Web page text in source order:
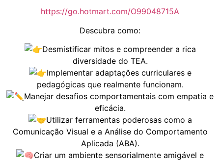
https://go.hotmart.com/O99048715A
Descubra como:
Desmistificar mitos e compreender a rica
diversidade do TEA.
Implementar adaptações curriculares e
pedagógicas que realmente funcionam.
Manejar desafios comportamentais com empatia e
eficácia.
Utilizar ferramentas poderosas como a
Comunicação Visual e a Análise do Comportamento
Aplicada (ABA).
Criar um ambiente sensorialmente amigável e